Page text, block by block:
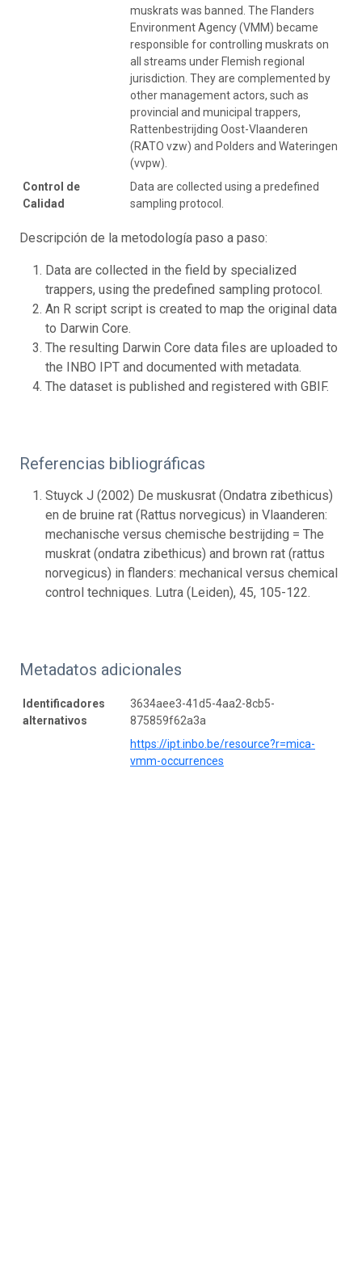
muskrats was banned. The Flanders
Environment Agency (VMM) became
responsible for controlling muskrats on
all streams under Flemish regional
jurisdiction. They are complemented by
other management actors, such as
provincial and municipal trappers,
Rattenbestrijding Oost-Vlaanderen
(RATO vzw) and Polders and Wateringen
(vvpw).
Control de
Calidad
Data are collected using a predefined
sampling protocol.
Descripción de la metodología paso a paso:
Data are collected in the field by specialized
trappers, using the predefined sampling protocol.
An R script script is created to map the original data
to Darwin Core.
The resulting Darwin Core data files are uploaded to
the INBO IPT and documented with metadata.
The dataset is published and registered with GBIF.
Referencias bibliográficas
Stuyck J (2002) De muskusrat (Ondatra zibethicus)
en de bruine rat (Rattus norvegicus) in Vlaanderen:
mechanische versus chemische bestrijding = The
muskrat (ondatra zibethicus) and brown rat (rattus
norvegicus) in flanders: mechanical versus chemical
control techniques. Lutra (Leiden), 45, 105-122.
Metadatos adicionales
Identificadores
alternativos
3634aee3-41d5-4aa2-8cb5-
875859f62a3a
https://ipt.inbo.be/resource?r=mica-
vmm-occurrences